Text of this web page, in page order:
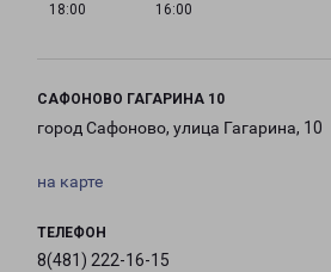
18:00
16:00
САФОНОВО ГАГАРИНА 10
город Сафоново, улица Гагарина, 10
на карте
ТЕЛЕФОН
8(481) 222-16-15